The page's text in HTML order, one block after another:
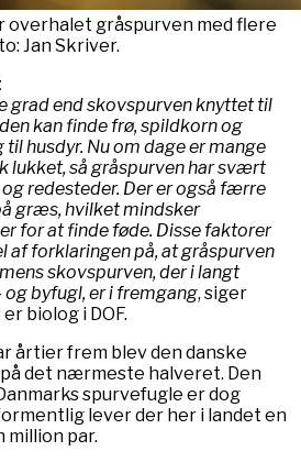
overhalet gråspurven med flere
Jan Skriver.
grad end skovspurven knyttet til
kan finde frø, spildkorn og
husdyr. Nu om dage er mange
lukket, så gråspurven har svært
redesteder. Der er også færre
græs, hvilket mindsker
for at finde føde. Disse faktorer
af forklaringen på, at gråspurven
skovspurven, der i langt
og byfugl, er i fremgang, siger
biolog i DOF.
årtier frem blev den danske
det nærmeste halveret. Den
spurvefugle er dog
lever der her i landet en
million par.